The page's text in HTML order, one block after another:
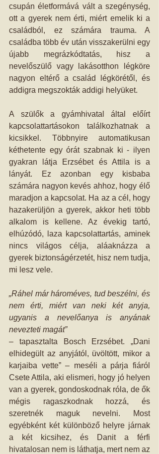
csupán életformává vált a szegénység,
ott a gyerek nem érti, miért emelik ki a
családból, ez számára trauma. A
családba több év után visszakerülni egy
újabb megrázkódtatás, hisz a
nevelőszülő vagy lakásotthon légköre
nagyon eltérő a család légkörétől, és
addigra megszokták addigi helyüket.
A szülők a gyámhivatal által előírt
kapcsolattartásokon találkozhatnak a
kicsikkel. Többnyire automatikusan
kéthetente egy órát szabnak ki - ilyen
gyakran látja Erzsébet és Attila is a
lányát. Ez azonban egy kisbaba
számára nagyon kevés ahhoz, hogy élő
maradjon a kapcsolat. Ha az a cél, hogy
hazakerüljön a gyerek, akkor heti több
alkalom is kellene. Az évekig tartó,
elhúzódó, laza kapcsolattartás, aminek
nincs világos célja, aláaknázza a
gyerek biztonságérzetét, hisz nem tudja,
mi lesz vele.
„Ráhel már hároméves, tud beszélni, és
nem érti, miért van neki két anyja,
ugyanis a nevelőanya is anyának
nevezteti magát”
– tapasztalta Bosch Erzsébet. „Dani
elhidegült az anyjától, üvöltött, mikor a
karjaiba vette” – meséli a párja fiáról
Csete Attila, aki elismeri, hogy jó helyen
van a gyerek, gondoskodnak róla, de ők
mégis ragaszkodnak hozzá, és
szeretnék maguk nevelni. Most
egyébként két különböző helyre járnak
a két kicsihez, és Danit a férfi
hivatalosan nem is láthatja, mert nem az